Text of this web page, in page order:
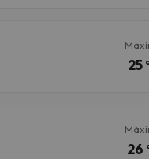
25
26